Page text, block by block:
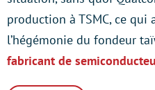
production à TSMC, ce
l’hégémonie du fondeur
fabricant de